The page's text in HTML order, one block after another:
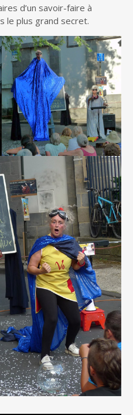
d’un savoir-faire à
le plus grand secret.